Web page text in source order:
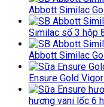
Abbott Similac
Similac số 3 hộp
Abbott Similac
Ensure Gold
hương vani lốc 6